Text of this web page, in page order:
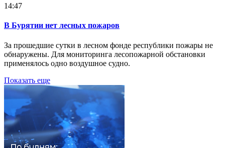
14:47
В Бурятии нет лесных пожаров
За прошедшие сутки в лесном фонде республики пожары не
обнаружены. Для мониторинга лесопожарной обстановки
применялось одно воздушное судно.
Показать еще